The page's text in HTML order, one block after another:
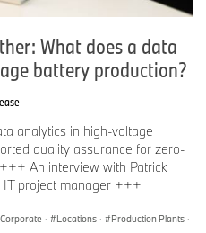
What does a data
battery production?
analytics in high-voltage
quality assurance for zero-
An interview with Patrick
project manager +++
Corporate · Locations · Production Plants ·